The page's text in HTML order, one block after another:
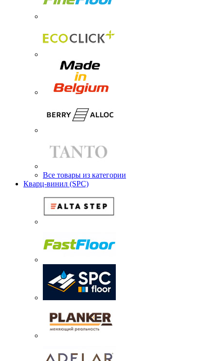
Все товары из категории
Кварц-винил (SPC)